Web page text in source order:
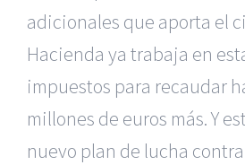
adicionales que aporta el
Hacienda ya trabaja en
impuestos para recaudar
millones de euros más. Y
nuevo plan de lucha